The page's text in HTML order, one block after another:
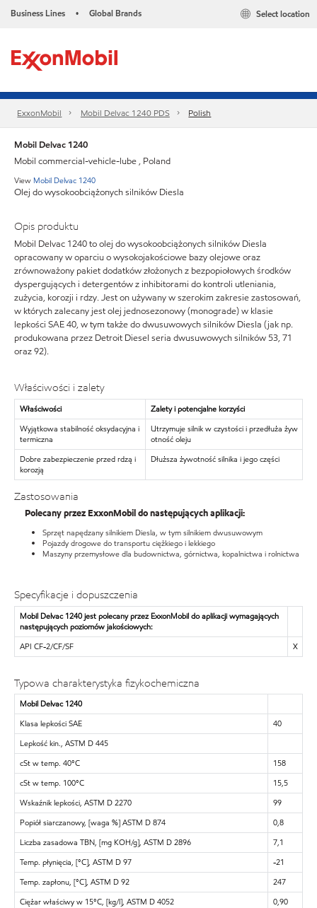
Business Lines • Global Brands Select location
ExxonMobil Mobil Delvac 1240 PDS Polish
Mobil Delvac 1240
Mobil commercial-vehicle-lube , Poland
View Mobil Delvac 1240
Olej do wysokoobciążonych silników Diesla
Opis produktu
Mobil Delvac 1240 to olej do wysokoobciążonych silników Diesla
opracowany w oparciu o wysokojakościowe bazy olejowe oraz
zrównoważony pakiet dodatków złożonych z bezpopiołowych środków
dyspergujących i detergentów z inhibitorami do kontroli utleniania,
zużycia, korozji i rdzy. Jest on używany w szerokim zakresie zastosowań,
w których zalecany jest olej jednosezonowy (monograde) w klasie
lepkości SAE 40, w tym także do dwusuwowych silników Diesla (jak np.
produkowana przez Detroit Diesel seria dwusuwowych silników 53, 71
oraz 92).
Właściwości i zalety
Właściwości
Zalety i potencjalne korzyści
Wyjątkowa stabilność oksydacyjna i
termiczna
Utrzymuje silnik w czystości i przedłuża żyw
otność oleju
Dobre zabezpieczenie przed rdzą i
korozją
Dłuższa żywotność silnika i jego części
Zastosowania
Polecany przez ExxonMobil do następujących aplikacji:
Sprzęt napędzany silnikiem Diesla, w tym silnikiem dwusuwowym
Pojazdy drogowe do transportu ciężkiego i lekkiego
Maszyny przemysłowe dla budownictwa, górnictwa, kopalnictwa i rolnictwa
Specyfikacje i dopuszczenia
Mobil Delvac 1240 jest polecany przez ExxonMobil do aplikacji wymagających
następujących poziomów jakościowych:
API CF-2/CF/SF
X
Typowa charakterystyka fizykochemiczna
Mobil Delvac 1240
Klasa lepkości SAE
40
Lepkość kin., ASTM D 445
cSt w temp. 40°C
158
cSt w temp. 100°C
15,5
Wskaźnik lepkości, ASTM D 2270
99
Popiół siarczanowy, [waga %] ASTM D 874
0,8
Liczba zasadowa TBN, [mg KOH/g], ASTM D 2896
7,1
Temp. płynięcia, [°C], ASTM D 97
-21
Temp. zapłonu, [°C], ASTM D 92
247
Ciężar właściwy w 15°C, [kg/l], ASTM D 4052
0,90